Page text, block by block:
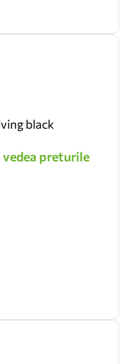
black
preturile